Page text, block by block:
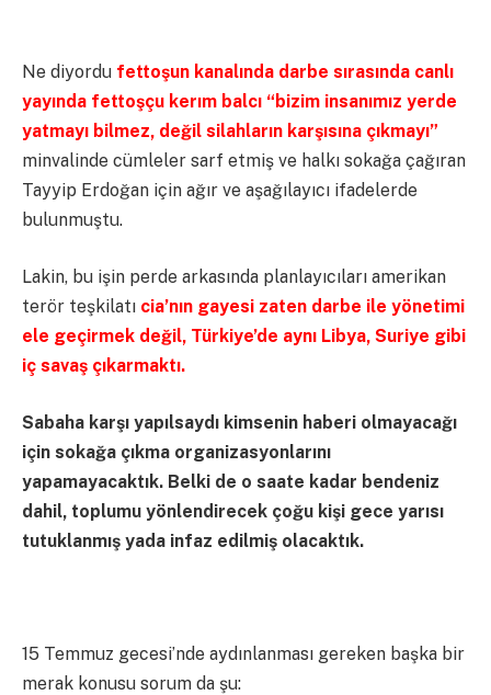
Ne diyordu fettoşun kanalında darbe sırasında canlı
yayında fettoşçu kerım balcı “bizim insanımız yerde
yatmayı bilmez, değil silahların karşısına çıkmayı”
minvalinde cümleler sarf etmiş ve halkı sokağa çağıran
Tayyip Erdoğan için ağır ve aşağılayıcı ifadelerde
bulunmuştu.
Lakin, bu işin perde arkasında planlayıcıları amerikan
terör teşkilatı cia’nın gayesi zaten darbe ile yönetimi
ele geçirmek değil, Türkiye’de aynı Libya, Suriye gibi
iç savaş çıkarmaktı.
Sabaha karşı yapılsaydı kimsenin haberi olmayacağı
için sokağa çıkma organizasyonlarını
yapamayacaktık. Belki de o saate kadar bendeniz
dahil, toplumu yönlendirecek çoğu kişi gece yarısı
tutuklanmış yada infaz edilmiş olacaktık.
15 Temmuz gecesi’nde aydınlanması gereken başka bir
merak konusu sorum da şu: